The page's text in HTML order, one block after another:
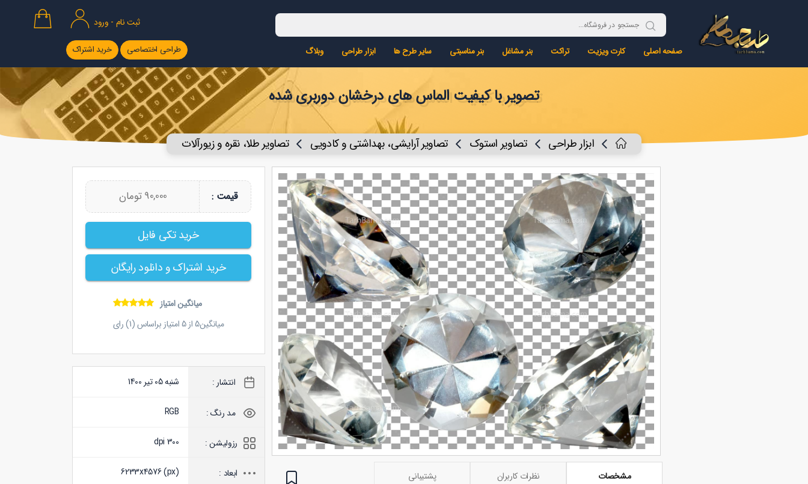
ثبت نام - ورود
صفحه اصلی کارت ویزیت تراکت بنر مشاغل بنر مناسبتی سایر طرح ها ابزار طراحی وبلاگ طراحی اختصاصی خرید اشتراک
تصویر با کیفیت الماس های درخشان دوربری شده
ابزار طراحی تصاویر استوک تصاویر آرایشی، بهداشتی و کادویی تصاویر طلا، نقره و زیورآلات
مشخصات نظرات کاربران پشتیبانی
قیمت : 90,000 تومان
خرید تکی فایل
خرید اشتراک و دانلود رایگان
میانگین امتیاز
میانگین5از5امتیاز براساس (1) رای
انتشار : شنبه 05 تیر 1400
مد رنگ : RGB
رزولیشن : 300 dpi
ابعاد : 6233x4576 (px)